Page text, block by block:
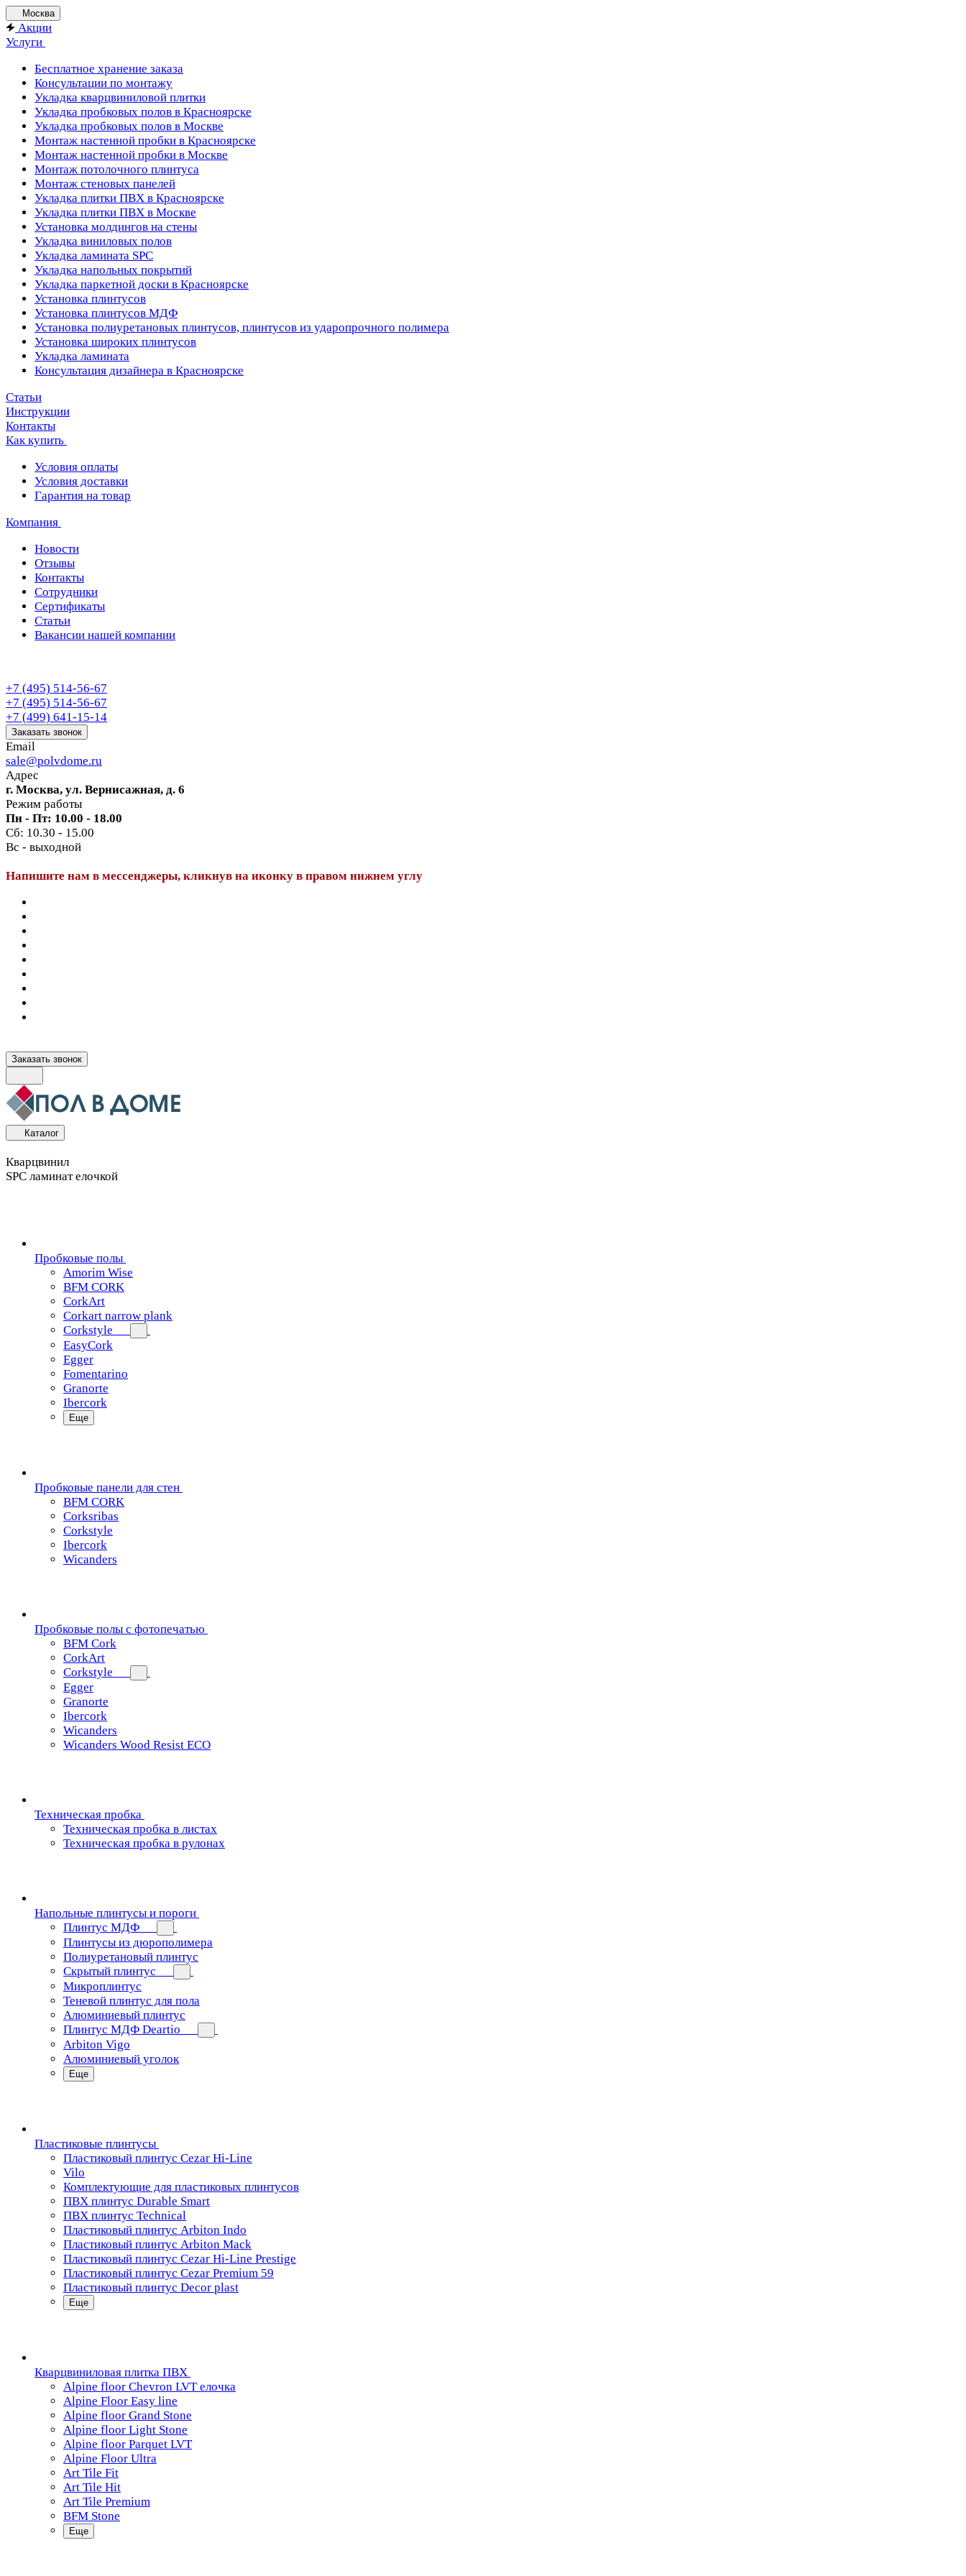
Москва
Акции
Услуги
Бесплатное хранение заказа
Консультации по монтажу
Укладка кварцвиниловой плитки
Укладка пробковых полов в Красноярске
Укладка пробковых полов в Москве
Монтаж настенной пробки в Красноярске
Монтаж настенной пробки в Москве
Монтаж потолочного плинтуса
Монтаж стеновых панелей
Укладка плитки ПВХ в Красноярске
Укладка плитки ПВХ в Москве
Установка молдингов на стены
Укладка виниловых полов
Укладка ламината SPC
Укладка напольных покрытий
Укладка паркетной доски в Красноярске
Установка плинтусов
Установка плинтусов МДФ
Установка полиуретановых плинтусов, плинтусов из ударопрочного полимера
Установка широких плинтусов
Укладка ламината
Консультация дизайнера в Красноярске
Статьи
Инструкции
Контакты
Как купить
Условия оплаты
Условия доставки
Гарантия на товар
Компания
Новости
Отзывы
Контакты
Сотрудники
Сертификаты
Статьи
Вакансии нашей компании
+7 (495) 514-56-67
+7 (495) 514-56-67
+7 (499) 641-15-14
Заказать звонок
Email
sale@polvdome.ru
Адрес
г. Москва, ул. Вернисажная, д. 6
Режим работы
Пн - Пт: 10.00 - 18.00
Сб: 10.30 - 15.00
Вс - выходной
Напишите нам в мессенджеры, кликнув на иконку в правом нижнем углу
Заказать звонок
Каталог
Кварцвинил
SPC ламинат елочкой
Пробковые полы
Amorim Wise
BFM CORK
CorkArt
Corkart narrow plank
Corkstyle
EasyCork
Egger
Fomentarino
Granorte
Ibercork
Еще
Пробковые панели для стен
BFM CORK
Corksribas
Corkstyle
Ibercork
Wicanders
Пробковые полы с фотопечатью
BFM Cork
CorkArt
Corkstyle
Egger
Granorte
Ibercork
Wicanders
Wicanders Wood Resist ECO
Техническая пробка
Техническая пробка в листах
Техническая пробка в рулонах
Напольные плинтусы и пороги
Плинтус МДФ
Плинтусы из дюрополимера
Полиуретановый плинтус
Скрытый плинтус
Микроплинтус
Теневой плинтус для пола
Алюминиевый плинтус
Плинтус МДФ Deartio
Arbiton Vigo
Алюминиевый уголок
Еще
Пластиковые плинтусы
Пластиковый плинтус Cezar Hi-Line
Vilo
Комплектующие для пластиковых плинтусов
ПВХ плинтус Durable Smart
ПВХ плинтус Technical
Пластиковый плинтус Arbiton Indo
Пластиковый плинтус Arbiton Mack
Пластиковый плинтус Cezar Hi-Line Prestige
Пластиковый плинтус Cezar Premium 59
Пластиковый плинтус Decor plast
Еще
Кварцвиниловая плитка ПВХ
Alpine floor Chevron LVT елочка
Alpine Floor Easy line
Alpine floor Grand Stone
Alpine floor Light Stone
Alpine floor Parquet LVT
Alpine Floor Ultra
Art Tile Fit
Art Tile Hit
Art Tile Premium
BFM Stone
Еще